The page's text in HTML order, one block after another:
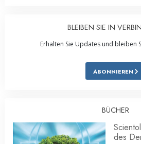
BLEIBEN SIE IN
Erhalten Sie Updates und bleiben
ABONNIEREN
BÜCHER
des